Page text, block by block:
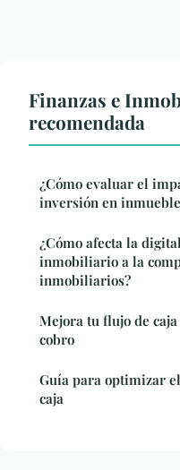
Finanzas e
recomendada
¿Cómo evaluar el
inversión en
¿Cómo afecta la
inmobiliario a la
inmobiliarios?
Mejora tu flujo de
cobro
Guía para optimizar
caja